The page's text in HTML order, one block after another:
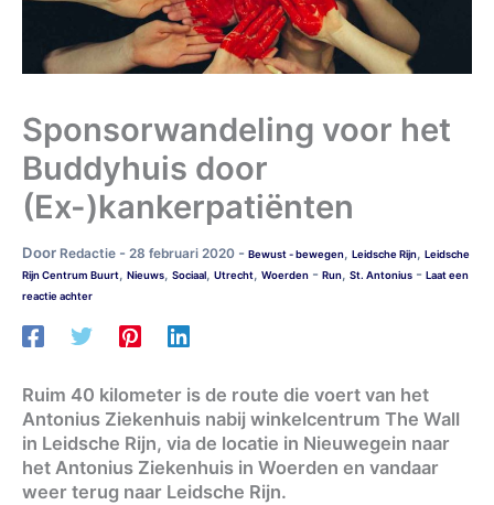
Sponsorwandeling voor het
Buddyhuis door
(Ex-)kankerpatiënten
Door Redactie - 28 februari 2020 - Bewust - bewegen, Leidsche Rijn, Leidsche
Rijn Centrum Buurt, Nieuws, Sociaal, Utrecht, Woerden - Run, St. Antonius - Laat een
reactie achter
Ruim 40 kilometer is de route die voert van het
Antonius Ziekenhuis nabij winkelcentrum The Wall
in Leidsche Rijn, via de locatie in Nieuwegein naar
het Antonius Ziekenhuis in Woerden en vandaar
weer terug naar Leidsche Rijn.